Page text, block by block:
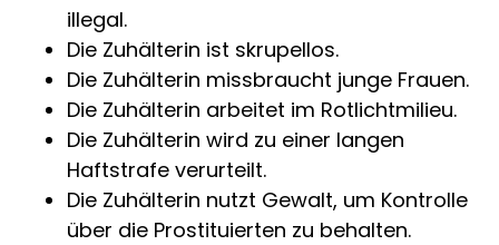
illegal.
Die Zuhälterin ist skrupellos.
Die Zuhälterin missbraucht junge Frauen.
Die Zuhälterin arbeitet im Rotlichtmilieu.
Die Zuhälterin wird zu einer langen
Haftstrafe verurteilt.
Die Zuhälterin nutzt Gewalt, um Kontrolle
über die Prostituierten zu behalten.